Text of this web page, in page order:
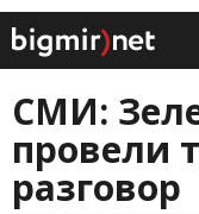
СМИ:
провели
разговор